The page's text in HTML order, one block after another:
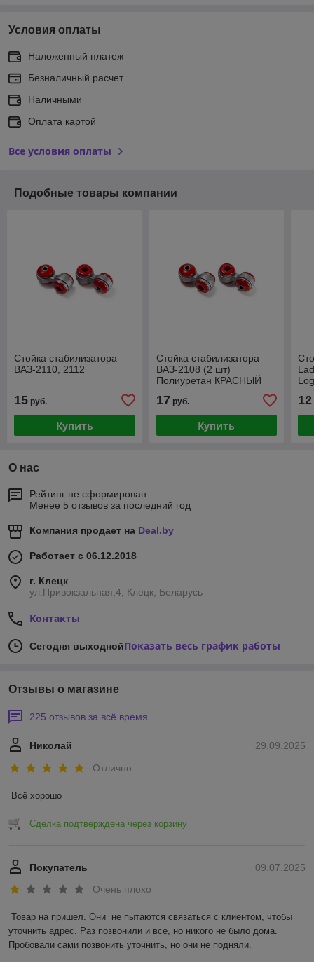
Условия оплаты
Наложенный платеж
Безналичный расчет
Наличными
Оплата картой
Все условия оплаты
Подобные товары компании
Стойка стабилизатора
ВАЗ-2110, 2112
15 руб.
Купить
Стойка стабилизатора
ВАЗ-2108 (2 шт)
Полиуретан КРАСНЫЙ
запатентованная
аллюминевая арматура
17 руб.
Купить
12
О нас
Рейтинг не сформирован
Менее 5 отзывов за последний год
Компания продает на Deal.by
Работает с 06.12.2018
г. Клецк
ул.Привокзальная,4, Клецк, Беларусь
Контакты
Сегодня выходнойПоказать весь график работы
Отзывы о магазине
225 отзывов за всё время
29.09.2025
Николай
Отлично
Всё хорошо
Сделка подтверждена через корзину
09.07.2025
Покупатель
Очень плохо
Товар на пришел. Они  не пытаются связаться с клиентом, чтобы
уточнить адрес. Раз позвонили и все, но никого не было дома.
Пробовали сами позвонить уточнить, но они не подняли.